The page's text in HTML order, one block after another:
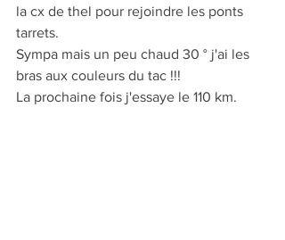
la cx de thel pour rejoindre les ponts
tarrets.
Sympa mais un peu chaud 30 ° j'ai les
bras aux couleurs du tac !!!
La prochaine fois j'essaye le 110 km.